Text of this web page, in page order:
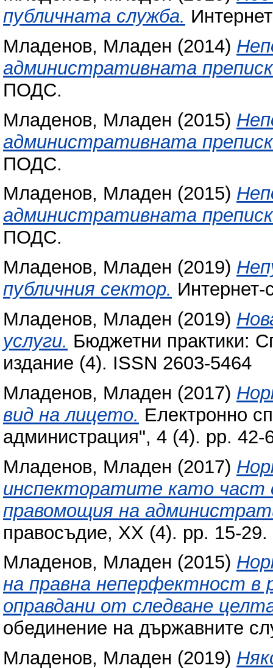
публичната служба.
Младенов, Младен (2014)
административната
ПОДС.
Младенов, Младен (2015)
административната
ПОДС.
Младенов, Младен (2015)
административната
ПОДС.
Младенов, Младен (2019)
публичния сектор.
Младенов, Младен (2019)
услуги. Бюджетни практики:
издание (4). ISSN 2603-5464
Младенов, Младен (2017)
вид на лицето. Електронно
администрация", 4 (4). pp. 42-
Младенов, Младен (2017)
инспекторатите като част
правомощия на
правосъдие, XX (4). pp. 15-
Младенов, Младен (2015)
на правна неперфектност
оправдани от следване
обединение на държавните
Младенов, Младен (2019)